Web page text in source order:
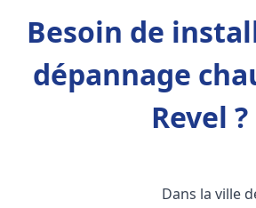
Besoin de
dépannage
Revel ?
Dans la ville